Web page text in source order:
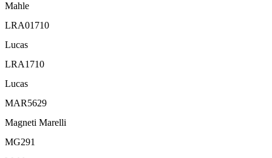
Mahle
LRA01710
Lucas
LRA1710
Lucas
MAR5629
Magneti Marelli
MG291